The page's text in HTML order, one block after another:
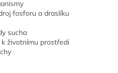
fosforu a draslíku
sucha
životnímu prostředi